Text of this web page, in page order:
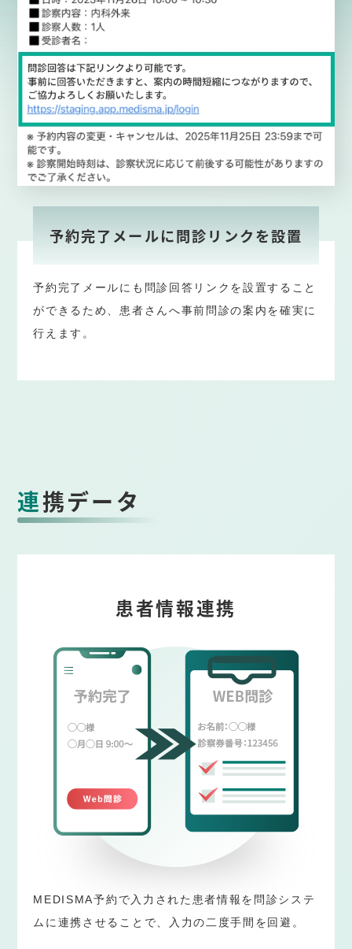
予約完了メールに問診リンクを設置
予約完了メールにも問診回答リンクを設置すること
ができるため、患者さんへ事前問診の案内を確実に
行えます。
連携データ
患者情報連携
MEDISMA予約で入力された患者情報を問診システ
ムに連携させることで、入力の二度手間を回避。